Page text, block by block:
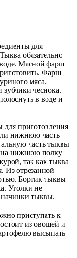
для
обязательно
воде. Мясной фарш
Фарш
мяса.
зубчики чеснока.
в воде и
для приготовления
нижнюю часть
часть тыквы
на нижнюю полку.
так как тыква
Из отрезанной
Бортик тыквы
Уголки не
начинки тыквы.
приступать к
из овощей и
высыпать